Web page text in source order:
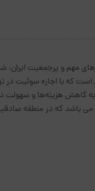
مهم و پرجمعیت
که با اجاره سوئیت در
کاهش هزینه‌ها و سهولت